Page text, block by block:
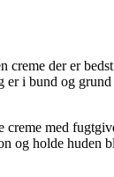
der er
i bund og
med
og holde huden